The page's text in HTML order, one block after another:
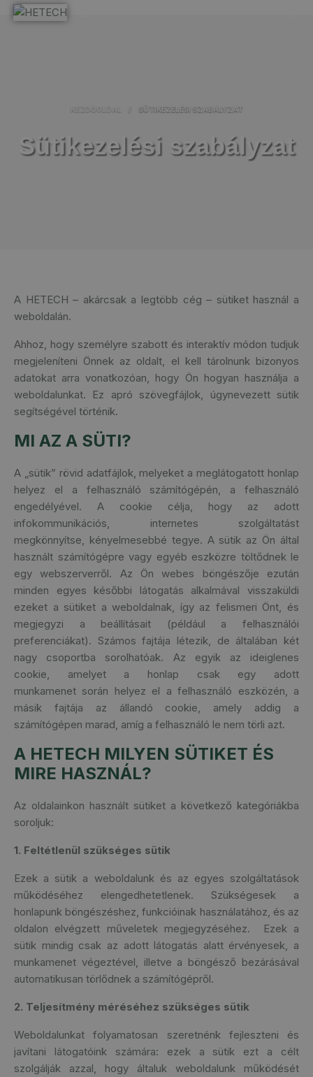
KEZDŐOLDAL / SÜTIKEZELÉSI SZABÁLYZAT
Sütikezelési szabályzat
A HETECH – akárcsak a legtöbb cég – sütiket használ a
weboldalán.
Ahhoz, hogy személyre szabott és interaktív módon tudjuk
megjeleníteni Önnek az oldalt, el kell tárolnunk bizonyos
adatokat arra vonatkozóan, hogy Ön hogyan használja a
weboldalunkat. Ez apró szövegfájlok, úgynevezett sütik
segítségével történik.
MI AZ A SÜTI?
A „sütik” rövid adatfájlok, melyeket a meglátogatott honlap
helyez el a felhasználó számítógépén, a felhasználó
engedélyével. A cookie célja, hogy az adott
infokommunikációs, internetes szolgáltatást
megkönnyítse, kényelmesebbé tegye. A sütik az Ön által
használt számítógépre vagy egyéb eszközre töltődnek le
egy webszerverről. Az Ön webes böngészője ezután
minden egyes későbbi látogatás alkalmával visszaküldi
ezeket a sütiket a weboldalnak, így az felismeri Önt, és
megjegyzi a beállításait (például a felhasználói
preferenciákat). Számos fajtája létezik, de általában két
nagy csoportba sorolhatóak. Az egyik az ideiglenes
cookie, amelyet a honlap csak egy adott
munkamenet során helyez el a felhasználó eszközén, a
másik fajtája az állandó cookie, amely addig a
számítógépen marad, amíg a felhasználó le nem törli azt.
A HETECH MILYEN SÜTIKET ÉS
MIRE HASZNÁL?
Az oldalainkon használt sütiket a következő kategóriákba
soroljuk:
1. Feltétlenül szükséges sütik
Ezek a sütik a weboldalunk és az egyes szolgáltatások
működéséhez elengedhetetlenek. Szükségesek a
honlapunk böngészéshez, funkcióinak használatához, és az
oldalon elvégzett műveletek megjegyzéséhez.
Ezek a
sütik mindig csak az adott látogatás alatt érvényesek, a
munkamenet végeztével, illetve a böngésző bezárásával
automatikusan törlődnek a számítógépről.
2. Teljesítmény méréséhez szükséges sütik
Weboldalunkat folyamatosan szeretnénk fejleszteni és
javítani látogatóink számára: ezek a sütik ezt a célt
szolgálják azzal, hogy általuk weboldalunk működését